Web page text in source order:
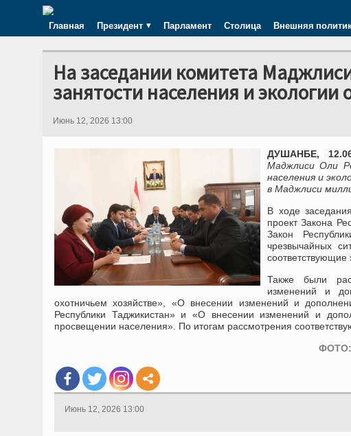
Главная Президент Парламент Столица Внешняя
На заседании комитета
занятости населения и
Июнь 12, 2026 13:00
ДУШАНБЕ,
Маджлиси Оли
населения и
в Маджлиси
В ходе
проект Закона
Закон
чрезвычайных
Также были
изменений и
охотничьем хозяйстве», «О внесении изменений и
Республики Таджикистан» и «О внесении изменений и
просвещении населения». По итогам рассмотрения
ФОТО:
Июнь 12, 2026 13:00